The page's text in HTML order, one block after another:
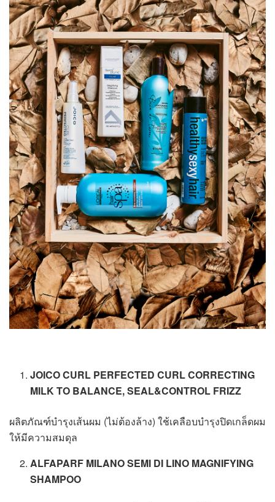
JOICO CURL PERFECTED CURL CORRECTING
MILK TO BALANCE, SEAL&CONTROL FRIZZ
ผลิตภัณฑ์บำรุงเส้นผม (ไม่ต้องล้าง) ใช้เคลือบบำรุงปิดเกล็ดผม
ให้มีความสมดุล
ALFAPARF MILANO SEMI DI LINO MAGNIFYING
SHAMPOO